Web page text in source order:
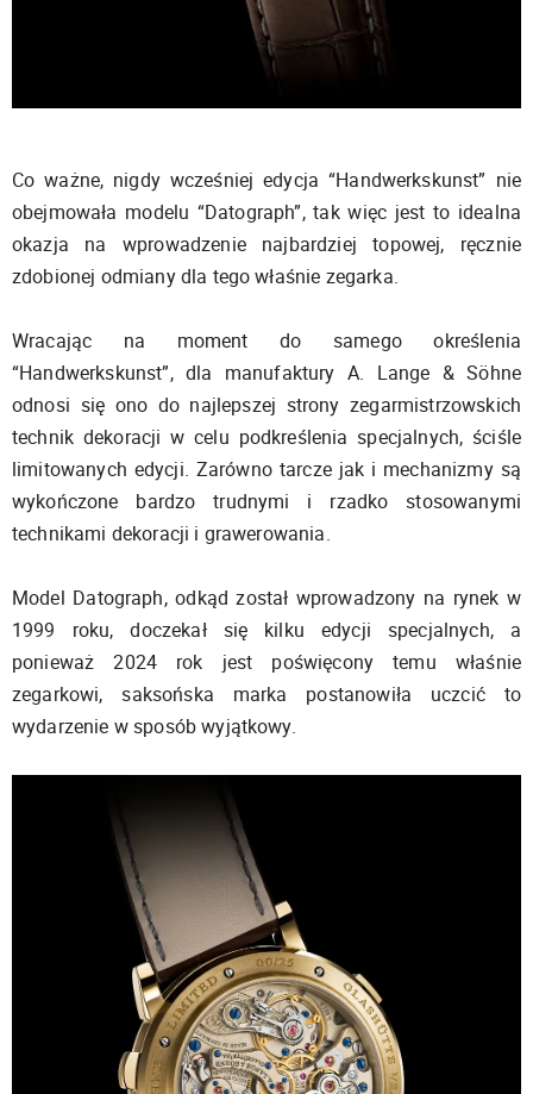
Co ważne, nigdy wcześniej edycja “Handwerkskunst” nie
obejmowała modelu “Datograph”, tak więc jest to idealna
okazja na wprowadzenie najbardziej topowej, ręcznie
zdobionej odmiany dla tego właśnie zegarka.
Wracając na moment do samego określenia
“Handwerkskunst”, dla manufaktury A. Lange & Söhne
odnosi się ono do najlepszej strony zegarmistrzowskich
technik dekoracji w celu podkreślenia specjalnych, ściśle
limitowanych edycji. Zarówno tarcze jak i mechanizmy są
wykończone bardzo trudnymi i rzadko stosowanymi
technikami dekoracji i grawerowania.
Model Datograph, odkąd został wprowadzony na rynek w
1999 roku, doczekał się kilku edycji specjalnych, a
ponieważ 2024 rok jest poświęcony temu właśnie
zegarkowi, saksońska marka postanowiła uczcić to
wydarzenie w sposób wyjątkowy.